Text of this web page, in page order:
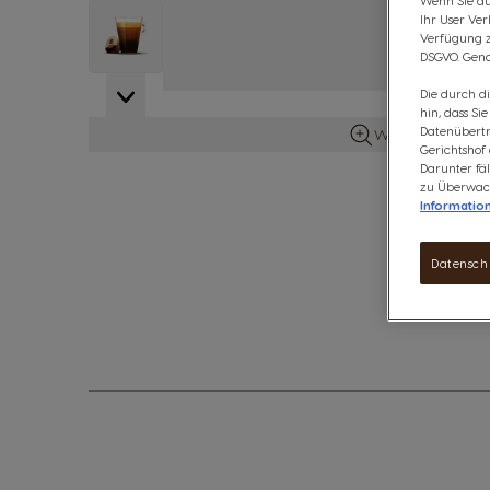
View larger image
Weitere Details
Ihr User
Verfügung
DSGVO.
Die durch
hin, dass
Gerichtshof
Darunter
zu